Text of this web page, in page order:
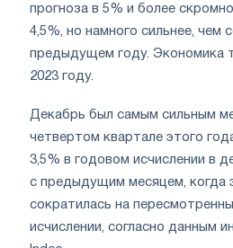
прогноза в 5% и более
4,5%, но намного сильнее, чем
предыдущем году. Экономика
2023 году.
Декабрь был самым сильным
четвертом квартале этого
3,5% в годовом исчислении в
с предыдущим месяцем, когда
сократилась на
исчислении, согласно данным